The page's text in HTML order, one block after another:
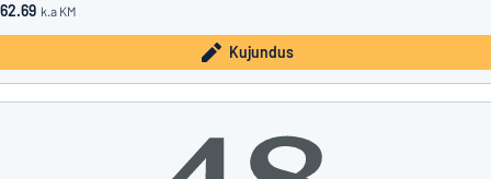
k.a KM
Kujundus